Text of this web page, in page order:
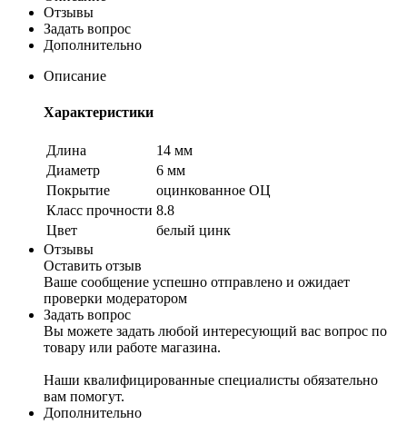
Отзывы
Задать вопрос
Дополнительно
Описание
Характеристики
Длина
14 мм
Диаметр
6 мм
Покрытие
оцинкованное ОЦ
Класс прочности 8.8
Цвет
белый цинк
Отзывы
Оставить отзыв
Ваше сообщение успешно отправлено и ожидает
проверки модератором
Задать вопрос
Вы можете задать любой интересующий вас вопрос по
товару или работе магазина.
Наши квалифицированные специалисты обязательно
вам помогут.
Дополнительно